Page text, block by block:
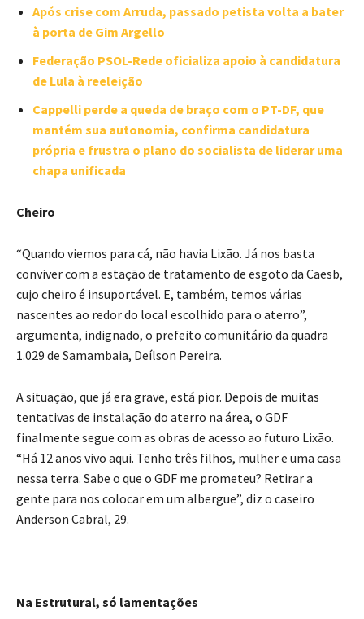
Após crise com Arruda, passado petista volta a bater
à porta de Gim Argello
Federação PSOL-Rede oficializa apoio à candidatura
de Lula à reeleição
Cappelli perde a queda de braço com o PT-DF, que
mantém sua autonomia, confirma candidatura
própria e frustra o plano do socialista de liderar uma
chapa unificada
Cheiro
“Quando viemos para cá, não havia Lixão. Já nos basta
conviver com a estação de tratamento de esgoto da Caesb,
cujo cheiro é insuportável. E, também, temos várias
nascentes ao redor do local escolhido para o aterro”,
argumenta, indignado, o prefeito comunitário da quadra
1.029 de Samambaia, Deílson Pereira.
A situação, que já era grave, está pior. Depois de muitas
tentativas de instalação do aterro na área, o GDF
finalmente segue com as obras de acesso ao futuro Lixão.
“Há 12 anos vivo aqui. Tenho três filhos, mulher e uma casa
nessa terra. Sabe o que o GDF me prometeu? Retirar a
gente para nos colocar em um albergue”, diz o caseiro
Anderson Cabral, 29.
Na Estrutural, só lamentações